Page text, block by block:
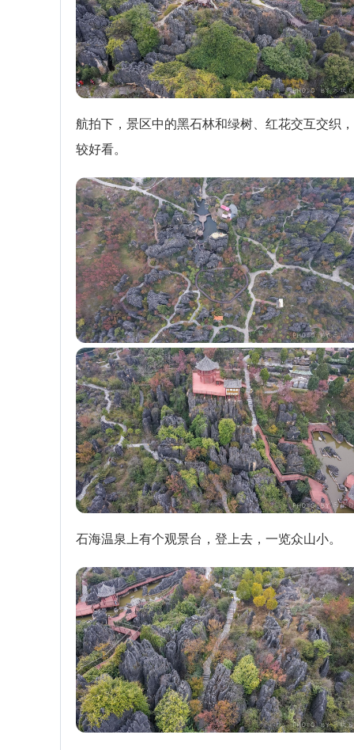
航拍下，景区中的黑石林和绿树、红花交互交织
较好看。
石海温泉上有个观景台，登上去，一览众山小。